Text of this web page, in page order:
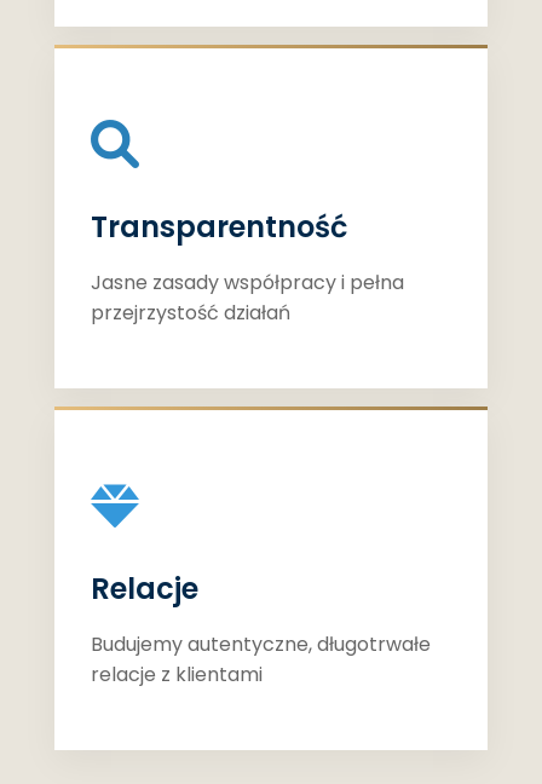
Transparentność
Jasne zasady współpracy i pełna
przejrzystość działań
Relacje
Budujemy autentyczne, długotrwałe
relacje z klientami